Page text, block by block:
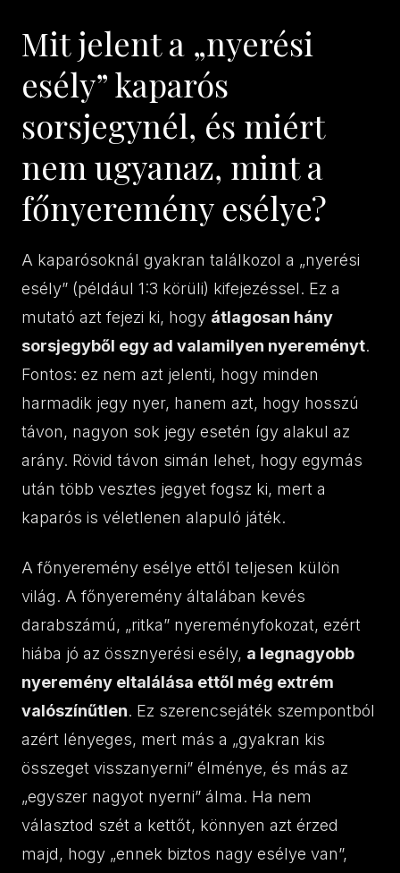
Mit jelent a „nyerési
esély” kaparós
sorsjegynél, és miért
nem ugyanaz, mint a
főnyeremény esélye?
A kaparósoknál gyakran találkozol a „nyerési
esély” (például 1:3 körüli) kifejezéssel. Ez a
mutató azt fejezi ki, hogy átlagosan hány
sorsjegyből egy ad valamilyen nyereményt.
Fontos: ez nem azt jelenti, hogy minden
harmadik jegy nyer, hanem azt, hogy hosszú
távon, nagyon sok jegy esetén így alakul az
arány. Rövid távon simán lehet, hogy egymás
után több vesztes jegyet fogsz ki, mert a
kaparós is véletlenen alapuló játék.
A főnyeremény esélye ettől teljesen külön
világ. A főnyeremény általában kevés
darabszámú, „ritka” nyereményfokozat, ezért
hiába jó az össznyerési esély, a legnagyobb
nyeremény eltalálása ettől még extrém
valószínűtlen. Ez szerencsejáték szempontból
azért lényeges, mert más a „gyakran kis
összeget visszanyerni” élménye, és más az
„egyszer nagyot nyerni” álma. Ha nem
választod szét a kettőt, könnyen azt érzed
majd, hogy „ennek biztos nagy esélye van”,